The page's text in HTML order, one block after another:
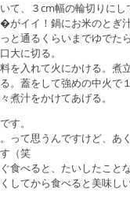
いて、３cm幅の輪切りに
がイイ！鍋にお米のとぎ
と通るくらいまでゆでた
大に切る。
を入れて火にかける。煮
る。蓋をして強めの中火で
煮汁をかけてあげる。
す。
って思うんですけど、あ
（笑
食べると、たいしたこと
してから食べると美味し